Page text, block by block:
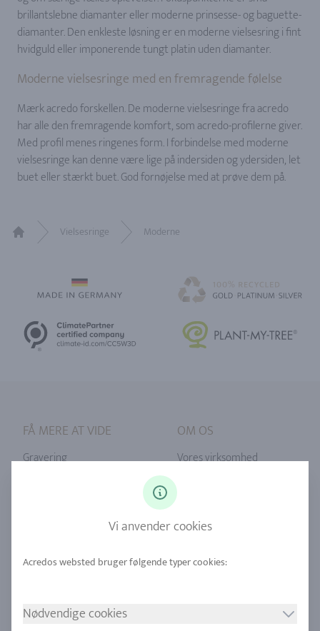
brillantslebne diamanter eller moderne prinsesse- og baguette-
diamanter. Den enkleste løsning er en moderne vielsesring i fint
hvidguld eller imponerende tungt platin uden diamanter.
Moderne vielsesringe med en fremragende følelse
Mærk acredo forskellen. De moderne vielsesringe fra acredo
har alle den fremragende komfort, som acredo-profilerne giver.
Med profil menes ringenes form. I forbindelse med moderne
vielsesringe kan denne være lige på indersiden og ydersiden, let
buet eller stærkt buet. God fornøjelse med at prøve dem på.
Vielsesringe Moderne
FÅ MERE AT VIDE
Gravering
Legeringer
OM OS
Vores virksomhed
Vores kvalitet
RJC-certificering
Vi anvender cookies
Nødvendige cookies